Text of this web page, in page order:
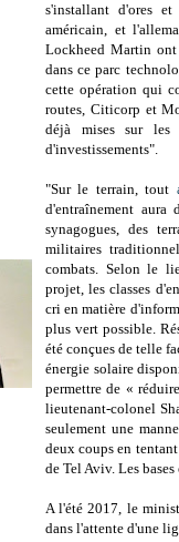
s'installant d'ores
américain, et
Lockheed Martin
dans ce parc
cette opération qui
routes, Citicorp et
déjà mises sur
d'investissements".
"Sur le terrain, tout
d'entraînement
synagogues, des
militaires
combats. Selon le
projet, les classes
cri en matière
plus vert possible.
été conçues de telle
énergie solaire
permettre de «
lieutenant-colonel
seulement une
deux coups en
de Tel Aviv. Les
A l'été 2017, le
dans l'attente d'une